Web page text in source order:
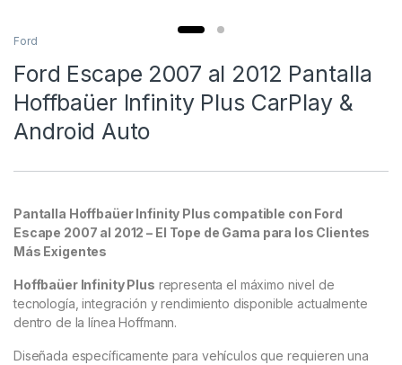
Ford
Ford Escape 2007 al 2012 Pantalla
Hoffbaüer Infinity Plus CarPlay &
Android Auto
Pantalla Hoffbaüer Infinity Plus compatible con Ford
Escape 2007 al 2012 – El Tope de Gama para los Clientes
Más Exigentes
Hoffbaüer Infinity Plus representa el máximo nivel de
tecnología, integración y rendimiento disponible actualmente
dentro de la línea Hoffmann.
Diseñada específicamente para vehículos que requieren una